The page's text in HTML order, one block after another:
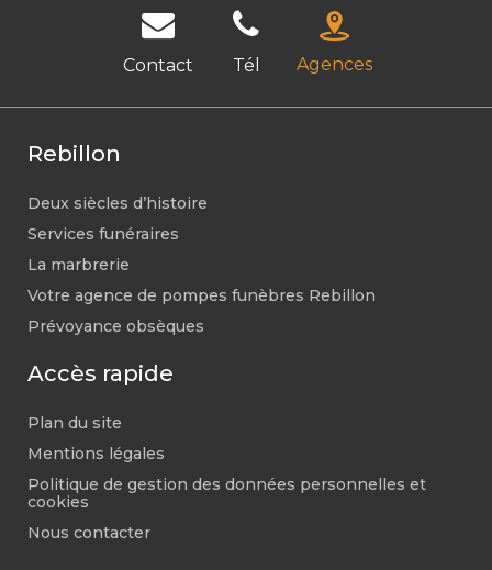
Contact Tél Agences
Rebillon
Deux siècles d’histoire
Services funéraires
La marbrerie
Votre agence de pompes funèbres Rebillon
Prévoyance obsèques
Accès rapide
Plan du site
Mentions légales
Politique de gestion des données personnelles et
cookies
Nous contacter